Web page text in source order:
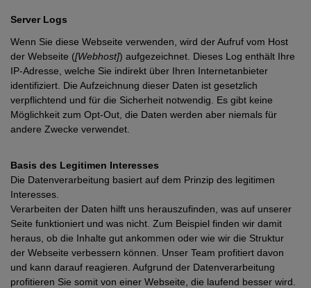
Server Logs
Wenn Sie diese Webseite verwenden, wird der Aufruf vom Host
der Webseite ([Webhost]) aufgezeichnet. Dieses Log enthält Ihre
IP-Adresse, welche Sie indirekt über Ihren Internetanbieter
identifiziert. Die Aufzeichnung dieser Daten ist gesetzlich
verpflichtend und für die Sicherheit notwendig. Es gibt keine
Möglichkeit zum Opt-Out, die Daten werden aber niemals für
andere Zwecke verwendet.
Basis des Legitimen Interesses
Die Datenverarbeitung basiert auf dem Prinzip des legitimen
Interesses.
Verarbeiten der Daten hilft uns herauszufinden, was auf unserer
Seite funktioniert und was nicht. Zum Beispiel finden wir damit
heraus, ob die Inhalte gut ankommen oder wie wir die Struktur
der Webseite verbessern können. Unser Team profitiert davon
und kann darauf reagieren. Aufgrund der Datenverarbeitung
profitieren Sie somit von einer Webseite, die laufend besser wird.